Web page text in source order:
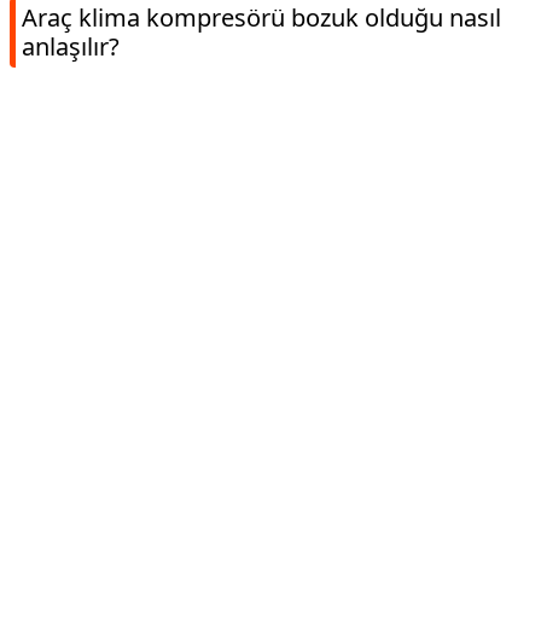
Araç klima kompresörü bozuk olduğu nasıl
anlaşılır?